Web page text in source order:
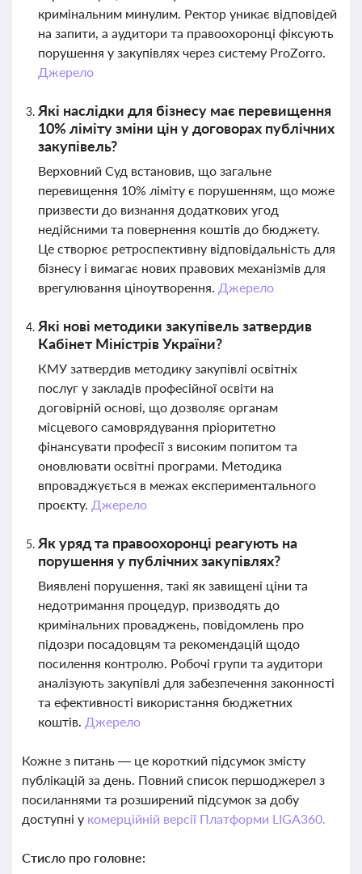
кримінальним минулим. Ректор уникає відповідей
на запити, а аудитори та правоохоронці фіксують
порушення у закупівлях через систему ProZorro.
Джерело
Які наслідки для бізнесу має перевищення
10% ліміту зміни цін у договорах публічних
закупівель?
Верховний Суд встановив, що загальне
перевищення 10% ліміту є порушенням, що може
призвести до визнання додаткових угод
недійсними та повернення коштів до бюджету.
Це створює ретроспективну відповідальність для
бізнесу і вимагає нових правових механізмів для
врегулювання ціноутворення. Джерело
Які нові методики закупівель затвердив
Кабінет Міністрів України?
КМУ затвердив методику закупівлі освітніх
послуг у закладів професійної освіти на
договірній основі, що дозволяє органам
місцевого самоврядування пріоритетно
фінансувати професії з високим попитом та
оновлювати освітні програми. Методика
впроваджується в межах експериментального
проєкту. Джерело
Як уряд та правоохоронці реагують на
порушення у публічних закупівлях?
Виявлені порушення, такі як завищені ціни та
недотримання процедур, призводять до
кримінальних проваджень, повідомлень про
підозри посадовцям та рекомендацій щодо
посилення контролю. Робочі групи та аудитори
аналізують закупівлі для забезпечення законності
та ефективності використання бюджетних
коштів. Джерело
Кожне з питань — це короткий підсумок змісту
публікацій за день. Повний список першоджерел з
посиланнями та розширений підсумок за добу
доступні у комерційній версії Платформи LIGA360.
Стисло про головне: